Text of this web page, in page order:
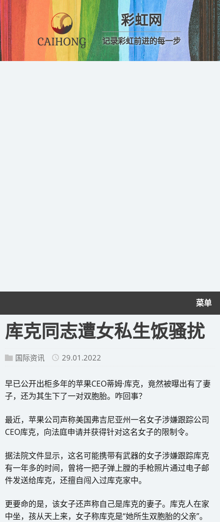
彩虹网
记录彩虹前进的每一步
菜单
库克同志遭女私生饭骚扰
国际资讯 29.01.2022
早已公开出柜多年的苹果CEO蒂姆·库克，竟然被曝出有了妻
子，还为其生下了一对双胞胎。咋回事？
最近，苹果公司声称美国弗吉尼亚州一名女子涉嫌跟踪公司
CEO库克，向法庭申请并获得针对这名女子的限制令。
据法院文件显示，这名可能携带有武器的女子涉嫌跟踪库克
有一年多的时间，曾将一把子弹上膛的手枪照片通过电子邮
件发送给库克，还擅自闯入过库克家中。
更要命的是，该女子还声称自己是库克的妻子。库克人在家
中坐，孩从天上来，女子称库克是“她所生双胞胎的父亲”。